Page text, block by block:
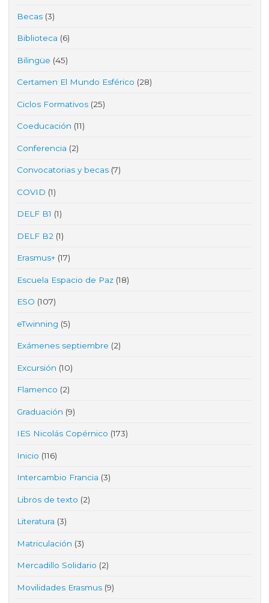
Becas (3)
Biblioteca (6)
Bilingüe (45)
Certamen El Mundo Esférico (28)
Ciclos Formativos (25)
Coeducación (11)
Conferencia (2)
Convocatorias y becas (7)
COVID (1)
DELF B1 (1)
DELF B2 (1)
Erasmus+ (17)
Escuela Espacio de Paz (18)
ESO (107)
eTwinning (5)
Exámenes septiembre (2)
Excursión (10)
Flamenco (2)
Graduación (9)
IES Nicolás Copérnico (173)
Inicio (116)
Intercambio Francia (3)
Libros de texto (2)
Literatura (3)
Matriculación (3)
Mercadillo Solidario (2)
Movilidades Erasmus (9)